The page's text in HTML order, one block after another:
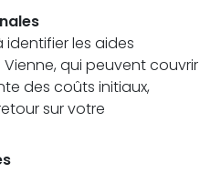
identifier les aides
qui peuvent couvrir
des coûts initiaux,
sur votre